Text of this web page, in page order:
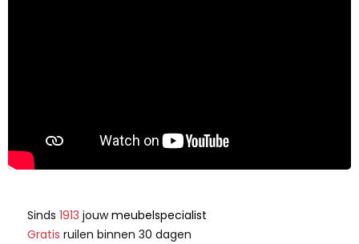
Sinds 1913 jouwmeubelspecialist
Gratis ruilen binnen 30 dagen